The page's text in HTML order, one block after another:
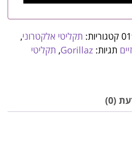
קטגוריות: תקליטי אלקטרוני,
תגיות: Gorillaz
, תקליטי
(0)